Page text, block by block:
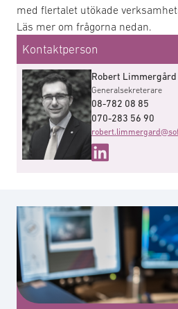
med flertalet utökade
Läs mer om frågorna nedan.
Kontaktperson
Robert Limmergård
Generalsekreterare
08-782 08 85
070-283 56 90